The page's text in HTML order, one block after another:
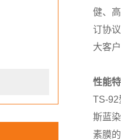
健、
订协
大客
性能特
TS-92
斯蓝
素膜